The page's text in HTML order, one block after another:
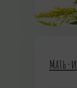
Мать-